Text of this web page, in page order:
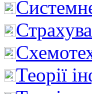
Теорії